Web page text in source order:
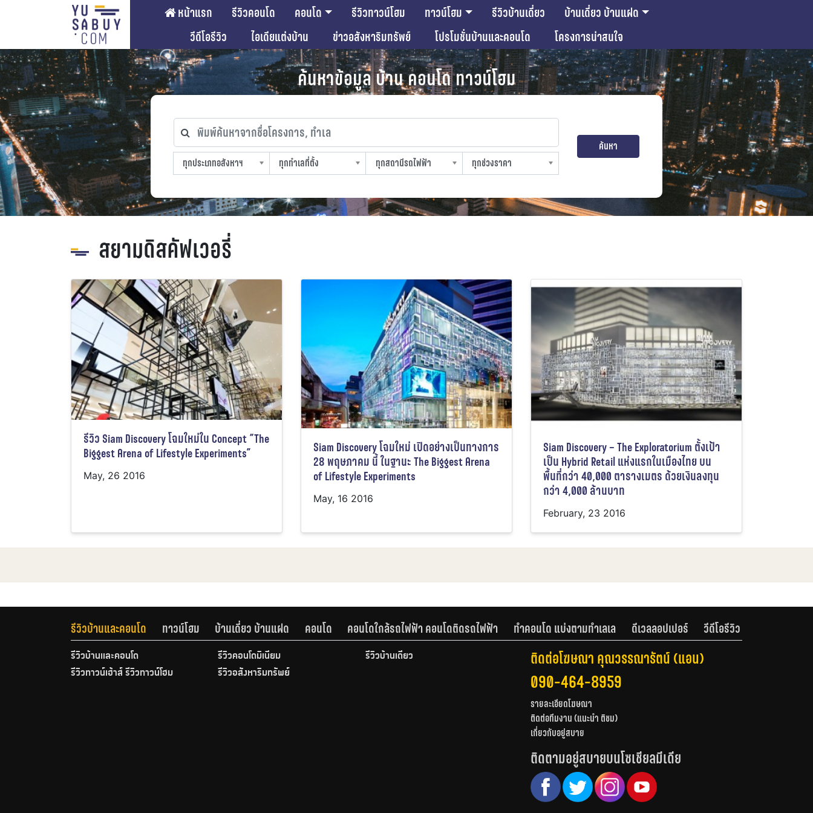
หน้าแรก รีวิวคอนโด คอนโด รีวิวทาวน์โฮม ทาวน์โฮม รีวิวบ้านเดี่ยว
บ้านเดี่ยว บ้านแฝด
วีดีโอรีวิว
ไอเดียแต่งบ้าน ข่าวอสังหาริมทรัพย์ โปรโมชั่นบ้านและคอนโด โครงการน่าสนใจ
ค้นหาข้อมูล บ้าน คอนโด ทาวน์โฮม
พิมพ์ค้นหาจากชื่อโครงการ, ทำเล
ทุกประเภทอสังหาฯ
ทุกประเภทอสังหาฯ
ทุกทำเลที่ตั้ง
ทุกทำเลที่ตั้ง
ทุกสถานีรถไฟฟ้า
ทุกสถานีรถไฟฟ้า
ทุกช่วงราคา
ทุกช่วงราคา
ค้นหา
สยามดิสคัฟเวอรี่
รีวิว Siam Discovery โฉมใหม่ใน Concept “The
Biggest Arena of Lifestyle Experiments”
May, 26 2016
Siam Discovery โฉมใหม่ เปิดอย่างเป็นทางการ
28 พฤษภาคม นี้ ในฐานะ The Biggest Arena
of Lifestyle Experiments
May, 16 2016
Siam Discovery – The Exploratorium ตั้งเป้า
เป็น Hybrid Retail แห่งแรกในเมืองไทย บน
พื้นที่กว่า 40,000 ตารางเมตร ด้วยเงินลงทุน
กว่า 4,000 ล้านบาท
February, 23 2016
รีวิวบ้านและคอนโด ทาวน์โฮม บ้านเดี่ยว บ้านแฝด คอนโด คอนโดใกล้รถไฟฟ้า คอนโดติดรถไฟฟ้า ทำคอนโด แบ่งตามทำเลเล ดีเวลลอปเปอร์ วีดีโอรีวิว
รีวิวบ้านและคอนโด รีวิวคอนโดมิเนียม
รีวิวบ้านเดี่ยว
รีวิวทาวน์เฮ้าส์ รีวิวทาวน์โฮม
รีวิวอสังหาริมทรัพย์
ติดต่อโฆษณา คุณวรรณารัตน์ (แอน)
090-464-8959
รายละเอียดโฆษณา
ติดต่อทีมงาน (แนะนำ ติชม)
เกี่ยวกับอยู่สบาย
ติดตามอยู่สบายบนโซเชียลมีเดีย